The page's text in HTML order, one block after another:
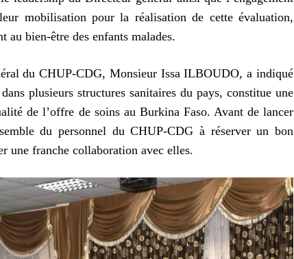
mobilisation pour la réalisation de cette évaluation,
au bien-être des enfants malades.
du CHUP-CDG, Monsieur Issa ILBOUDO, a indiqué
plusieurs structures sanitaires du pays, constitue une
de l’offre de soins au Burkina Faso. Avant de lancer
du personnel du CHUP-CDG à réserver un bon
une franche collaboration avec elles.